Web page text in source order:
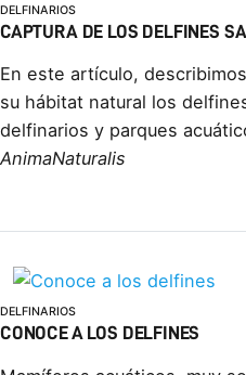
DELFINARIOS
CAPTURA DE LOS DELFINES
En este artículo,
su hábitat natural los
delfinarios y parques
AnimaNaturalis
DELFINARIOS
CONOCE A LOS DELFINES